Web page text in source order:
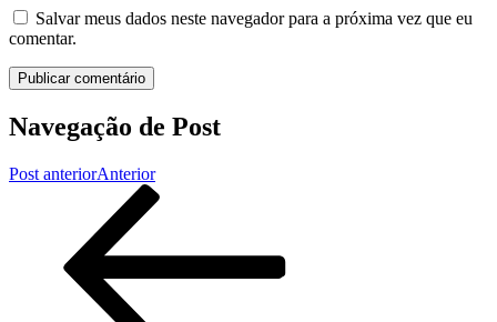
Salvar meus dados neste navegador para a próxima vez que eu
comentar.
Navegação de Post
Post anteriorAnterior